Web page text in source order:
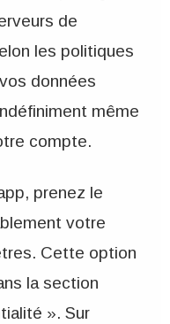
de
les politiques
données
même
compte.
prenez le
votre
Cette option
la section
». Sur